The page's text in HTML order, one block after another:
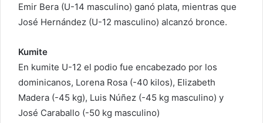
c
o
Emir Bera (U-14 masculino) ganó plata, mientras que
José Hernández (U-12 masculino) alcanzó bronce.
Kumite
En kumite U-12 el podio fue encabezado por los
dominicanos, Lorena Rosa (-40 kilos), Elizabeth
Madera (-45 kg), Luis Núñez (-45 kg masculino) y
José Caraballo (-50 kg masculino)